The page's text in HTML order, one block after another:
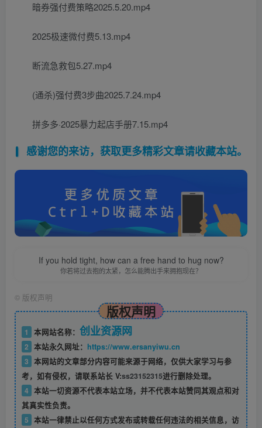
暗券强付费策略2025.5.20.mp4
2025极速微付费5.13.mp4
断流急救包5.27.mp4
(通杀)强付费3步曲2025.7.24.mp4
拼多多·2025暴力起店手册7.15.mp4
感谢您的来访，获取更多精彩文章请收藏本站。
If you hold tight, how can a free hand to hug now?
你若将过去抱的太紧，怎么能腾出手来拥抱现在？
© 版权声明
版权声明
1 本网站名称： 创业资源网
2 本站永久网址： https://www.ersanyiwu.cn
3 本网站的文章部分内容可能来源于网络，仅供大家学习与参
考，如有侵权，请联系站长 V:ss23152315进行删除处理。
4 本站一切资源不代表本站立场，并不代表本站赞同其观点和对
其真实性负责。
5 本站一律禁止以任何方式发布或转载任何违法的相关信息，访